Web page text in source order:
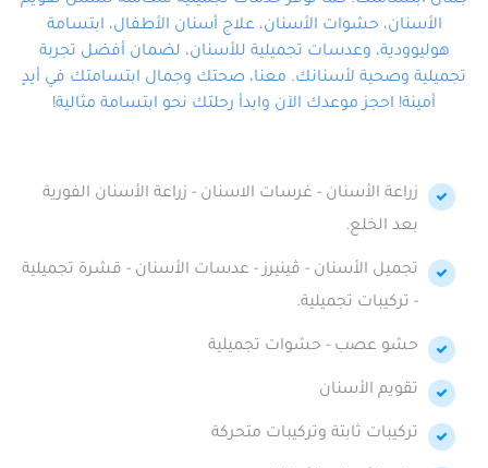
الأسنان، حشوات الأسنان، علاج أسنان الأطفال، ابتسامة
هوليوودية، وعدسات تجميلية للأسنان، لضمان أفضل تجربة
تجميلية وصحية لأسنانك. معنا، صحتك وجمال ابتسامتك في أيدٍ
أمينة! احجز موعدك الآن وابدأ رحلتك نحو ابتسامة مثالية!
زراعة الأسنان - غرسات الاسنان - زراعة الأسنان الفورية
بعد الخلع.
تجميل الأسنان - ڤينيرز - عدسات الأسنان - قشرة تجميلية
- تركيبات تجميلية.
حشو عصب - حشوات تجميلية
تقويم الأسنان
تركيبات ثابتة وتركيبات متحركة